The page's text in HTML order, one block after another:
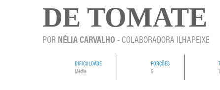
DE TOMATE
POR NÉLIA CARVALHO- COLABORADORA ILHAPEIXE
DIFICULDADE
Média
PORÇÕES
6